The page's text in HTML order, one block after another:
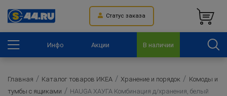
Статус заказа
Инфо Акции В наличии
Главная Каталог товаров ИКЕА Хранение и порядок
Комоды и
тумбы с ящиками
HAUGA ХАУГА Комбинация д/хранения, белый